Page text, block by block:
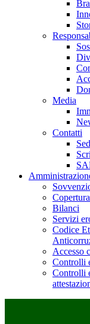
Media
Contatti
Bilanci
Servizi
Codice
Accesso
Controlli
Controlli